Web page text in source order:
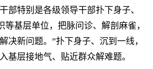
部特别是各级领导干部扑下身子、
基层单位，把脉问诊、解剖麻雀，
新问题。”扑下身子、沉到一线，
基层接地气、贴近群众解难题。